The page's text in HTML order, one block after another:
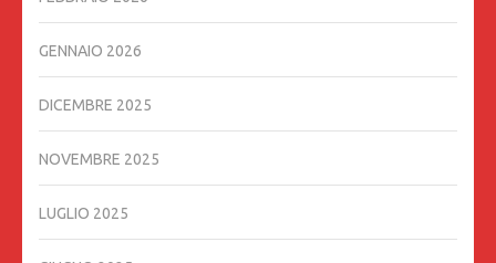
GENNAIO 2026
DICEMBRE 2025
NOVEMBRE 2025
LUGLIO 2025